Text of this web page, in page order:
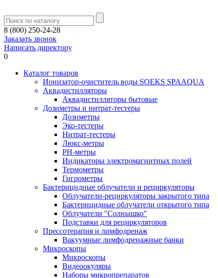
8 (800) 250-24-28
Заказать звонок
Написать директору
0
Каталог товаров
Ионизатор-очиститель воды SOEKS SPAAQUA
Аквадистилляторы
Аквадистилляторы бытовые
Дозиметры и нитрат-тестеры
Дозиметры
Эко-тестеры
Нитрат-тестеры
Люкс-метры
РН-метры
Индикаторы электромагнитных полей
Термометры
Гигрометры
Бактерицидные облучатели и рециркуляторы
Облучатели-рециркуляторы закрытого типа
Бактерицидные облучатели открытого типа
Облучатели "Солнышко"
Подставки для рециркуляторов
Прессотерапия и лимфодренаж
Вакуумные лимфодренажные банки
Микроскопы
Микроскопы
Видеоокуляры
Наборы микропрепаратов